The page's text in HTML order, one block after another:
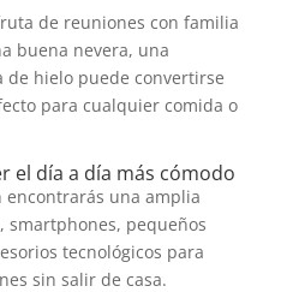
de reuniones con familia
buena nevera, una
de hielo puede convertirse
para cualquier comida o
el día a día más cómodo
encontrarás una amplia
smartphones, pequeños
tecnológicos para
sin salir de casa.